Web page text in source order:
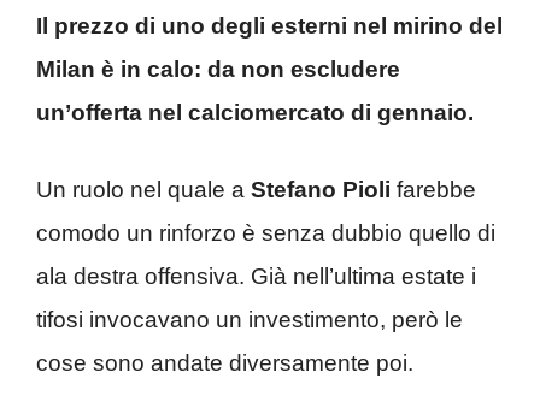
Il prezzo di uno degli esterni nel mirino del
Milan è in calo: da non escludere
un’offerta nel calciomercato di gennaio.
Un ruolo nel quale a Stefano Pioli farebbe
comodo un rinforzo è senza dubbio quello di
ala destra offensiva. Già nell’ultima estate i
tifosi invocavano un investimento, però le
cose sono andate diversamente poi.